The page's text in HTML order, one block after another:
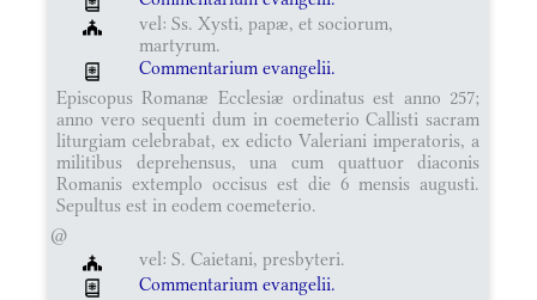
vel: Ss. Xysti, papæ, et sociorum,
martyrum.
Commentarium evangelii.
Episcopus Romanæ Ecclesiæ ordinatus est anno 257;
anno vero sequenti dum in coemeterio Callisti sacram
liturgiam celebrabat, ex edicto Valeriani imperatoris, a
militibus deprehensus, una cum quattuor diaconis
Romanis extemplo occisus est die 6 mensis augusti.
Sepultus est in eodem coemeterio.
@
vel: S. Caietani, presbyteri.
Commentarium evangelii.